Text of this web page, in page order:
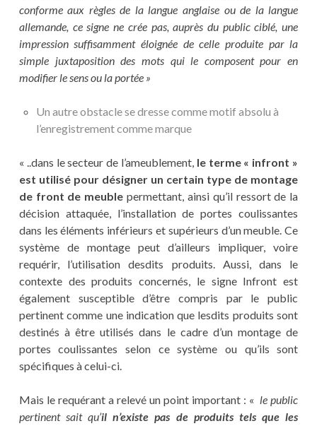
conforme aux règles de la langue anglaise ou de la langue
allemande, ce signe ne crée pas, auprès du public ciblé, une
impression suffisamment éloignée de celle produite par la
simple juxtaposition des mots qui le composent pour en
modifier le sens ou la portée »
Un autre obstacle se dresse comme motif absolu à
l’enregistrement comme marque
« ..dans le secteur de l’ameublement, le terme « infront »
est utilisé pour désigner un certain type de montage
de front de meublepermettant, ainsi qu’il ressort de la
décision attaquée, l’installation de portes coulissantes
dans les éléments inférieurs et supérieurs d’un meuble. Ce
système de montage peut d’ailleurs impliquer, voire
requérir, l’utilisation desdits produits. Aussi, dans le
contexte des produits concernés, le signe Infront est
également susceptible d’être compris par le public
pertinent comme une indication que lesdits produits sont
destinés à être utilisés dans le cadre d’un montage de
portes coulissantes selon ce système ou qu’ils sont
spécifiques à celui-ci.
Mais le requérant a relevé un point important : « le public
pertinent sait qu’il n’existe pas de produits tels que les